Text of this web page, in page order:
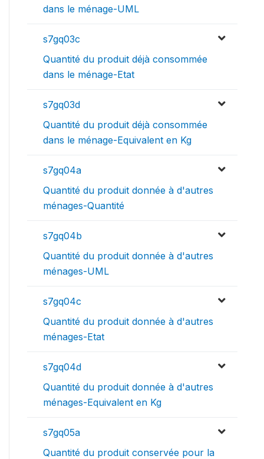
dans le ménage-UML
s7gq03c
Quantité du produit déjà consommée
dans le ménage-Etat
s7gq03d
Quantité du produit déjà consommée
dans le ménage-Equivalent en Kg
s7gq04a
Quantité du produit donnée à d'autres
ménages-Quantité
s7gq04b
Quantité du produit donnée à d'autres
ménages-UML
s7gq04c
Quantité du produit donnée à d'autres
ménages-Etat
s7gq04d
Quantité du produit donnée à d'autres
ménages-Equivalent en Kg
s7gq05a
Quantité du produit conservée pour la